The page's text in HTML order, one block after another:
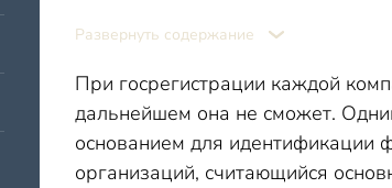
Развернуть содержание
При госрегистрации каждой
дальнейшем она не сможет.
основанием для
организаций, считающийся